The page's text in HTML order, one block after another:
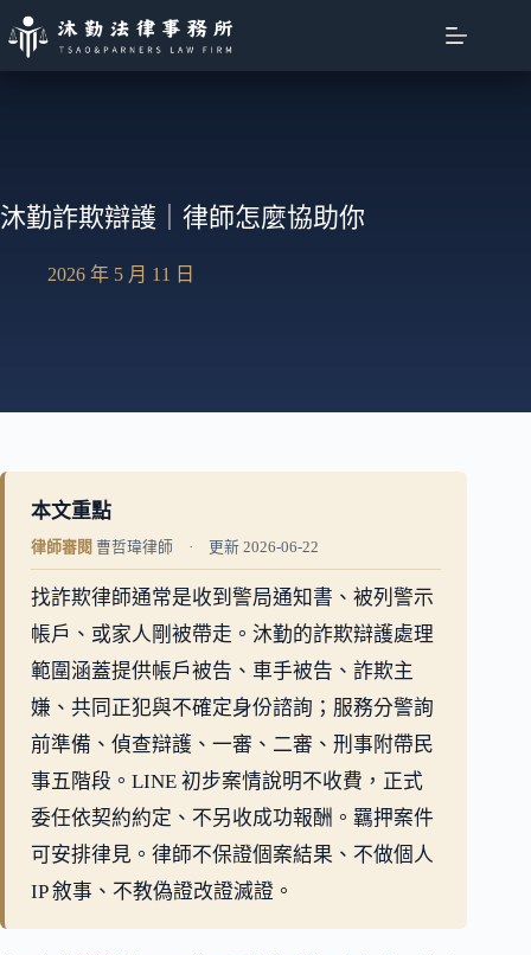
至
沐勤詐欺辯護｜律師怎麼協助你
2026 年 5 月 11 日
本文重點
律師審閱 曹哲瑋律師 · 更新 2026-06-22
找詐欺律師通常是收到警局通知書、被列警示
帳戶、或家人剛被帶走。沐勤的詐欺辯護處理
範圍涵蓋提供帳戶被告、車手被告、詐欺主
嫌、共同正犯與不確定身份諮詢；服務分警詢
前準備、偵查辯護、一審、二審、刑事附帶民
事五階段。LINE 初步案情說明不收費，正式
委任依契約約定、不另收成功報酬。羈押案件
可安排律見。律師不保證個案結果、不做個人
IP 敘事、不教偽證改證滅證。